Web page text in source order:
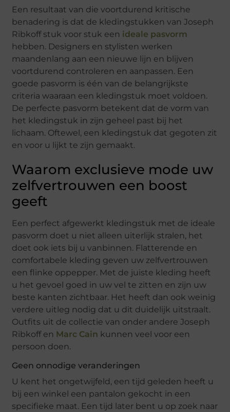
Een resultaat van die voortdurend kritische
benadering is dat de kledingstukken van Joseph
Ribkoff stuk voor stuk een ideale pasvorm
hebben. Designers en stylisten werken
maandenlang aan een nieuwe lijn en blijven
voortdurend controleren en aanpassen. Een
goede pasvorm is één van de belangrijkste
criteria waaraan een kledingstuk moet voldoen.
De perfecte pasvorm betekent dat de vorm van
het kledingstuk in zijn geheel past bij het
lichaam. Oftewel, een kledingstuk dat gegoten zit
en voor u lijkt te zijn gemaakt.
Waarom exclusieve mode uw
zelfvertrouwen een boost
geeft
Een perfect afgewerkt kledingstuk met de ideale
pasvorm doet u niet alleen uiterlijk stralen, het
doet ook iets bij u vanbinnen. Flatterende en
comfortabele kleding geven uw zelfvertrouwen
een flinke oppepper. Met de juiste kleding heeft
u het gevoel goed in uw vel te zitten en zijn uw
beste kanten zichtbaar. Het heeft dan ook weinig
verdere uitleg nodig dat u dit duidelijk uitstraalt.
Outfits uit de collectie van onder andere Joseph
Ribkoff en Marc Cain kunnen veel voor een
persoon doen.
Geen onnodige veranderingen
U kent het ongetwijfeld, een tijd geleden heeft u
bij een winkel een pantalon gekocht in een
specifieke maat. Een tijd later bent u op zoek naar